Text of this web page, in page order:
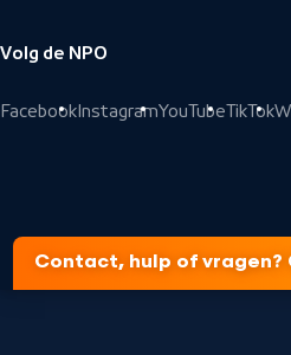
Volg de NPO
Facebook InstagramYouTubeTikTok
Contact, hulp of vragen?